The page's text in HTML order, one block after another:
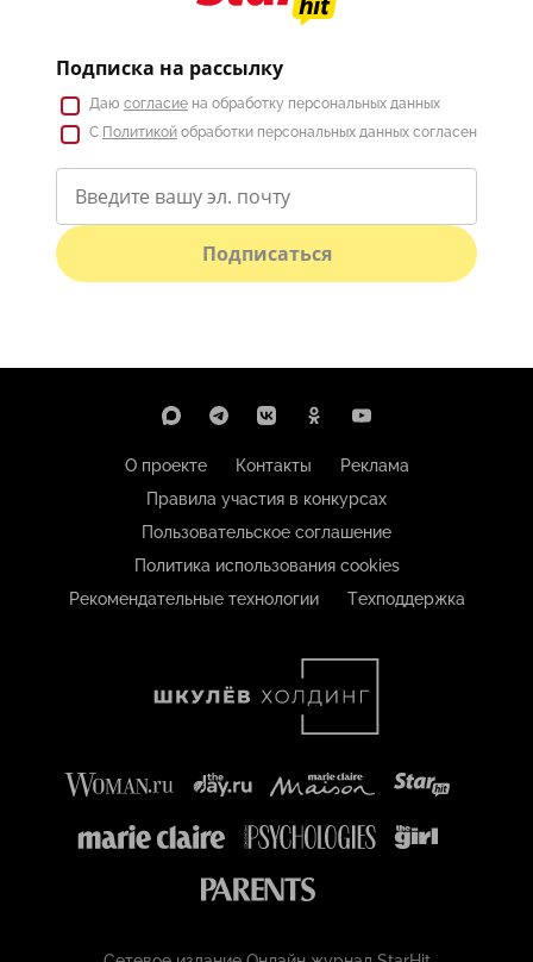
Подписка на рассылку
Даю согласие на обработку персональных данных
С Политикой обработки персональных данных согласен
Подписаться
О проекте Контакты
Реклама
Правила участия в конкурсах
Пользовательское соглашение
Политика использования cookies
Рекомендательные технологии
Техподдержка